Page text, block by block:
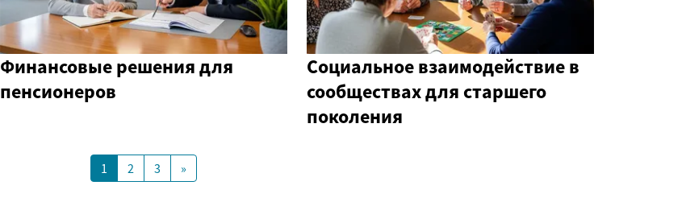
Финансовые решения для
пенсионеров
Социальное взаимодействие в
сообществах для старшего
поколения
1 2 3 »